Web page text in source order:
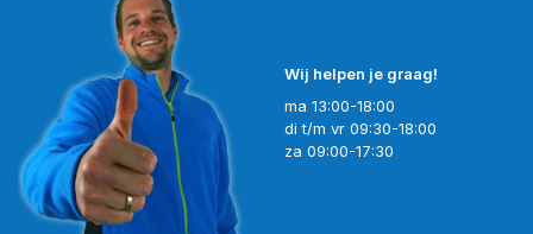
Wij helpen je graag!
ma 13:00-18:00
di t/m vr 09:30-18:00
za 09:00-17:30